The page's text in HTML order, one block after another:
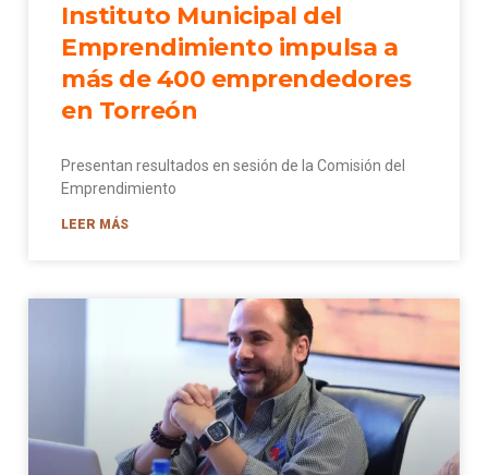
Instituto Municipal del
Emprendimiento impulsa a
más de 400 emprendedores
en Torreón
Presentan resultados en sesión de la Comisión del
Emprendimiento
LEER MÁS